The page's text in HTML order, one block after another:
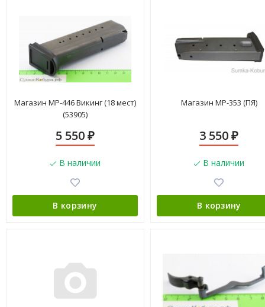
Магазин МР-446 Викинг (18 мест)
(53905)
5 550 ₽
В наличии
В корзину
Магазин МР-353 (ПЯ)
3 550₽
В наличии
В корзину